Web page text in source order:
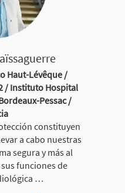
Haut-Lévêque /
/ Instituto Hospital
Pessac /
constituyen
a cabo nuestras
segura y más al
funciones de
…